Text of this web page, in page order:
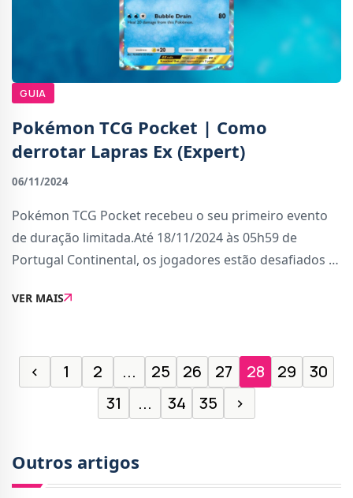
GUIA
Pokémon TCG Pocket | Como
derrotar Lapras Ex (Expert)
06/11/2024
Pokémon TCG Pocket recebeu o seu primeiro evento
de duração limitada.Até 18/11/2024 às 05h59 de
Portugal Continental, os jogadores estão desafiados a
evento oferece várias recompensas e e
VER MAIS
‹ 1 2 ... 25 26 27 28 29
30
31
... 34 35 ›
Outros artigos